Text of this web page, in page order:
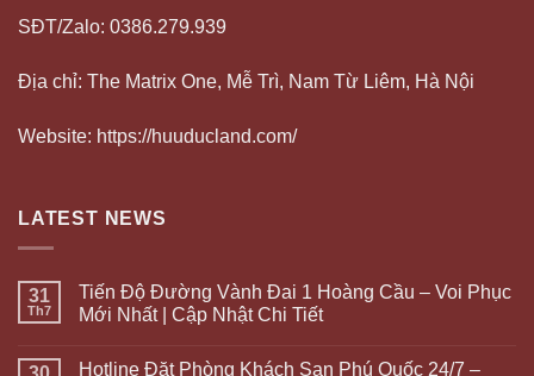
SĐT/Zalo: 0386.279.939
Địa chỉ: The Matrix One, Mễ Trì, Nam Từ Liêm, Hà Nội
Website: https://huuducland.com/
LATEST NEWS
31
Th7
Tiến Độ Đường Vành Đai 1 Hoàng Cầu – Voi Phục
Mới Nhất | Cập Nhật Chi Tiết
Hotline Đặt Phòng Khách Sạn Phú Quốc 24/7 –